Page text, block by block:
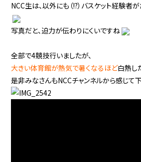
NCC生は、以外にも（!?）バスケット経験者
写真だと、迫力が伝わりにくいですね
全部で4競技行いましたが、
大きい体育館が熱気で暑くなるほど白熱し
是非みなさんもNCCチャンネルから感じて